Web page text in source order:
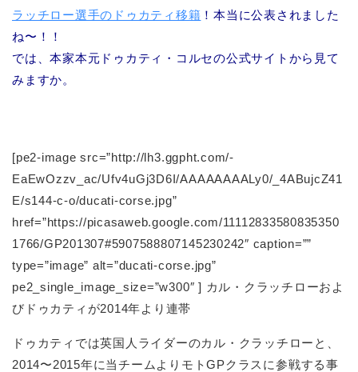
ラッチロー選手のドゥカティ移籍 ！本当に公表されました
ね〜！！
では、本家本元ドゥカティ・コルセの公式サイトから見て
みますか。
[pe2-image src=”http://lh3.ggpht.com/-
EaEwOzzv_ac/Ufv4uGj3D6I/AAAAAAAALy0/_4ABujcZ41
E/s144-c-o/ducati-corse.jpg”
href=”https://picasaweb.google.com/11112833580835350
1766/GP201307#5907588807145230242″ caption=””
type=”image” alt=”ducati-corse.jpg”
pe2_single_image_size=”w300″ ] カル・クラッチローおよ
びドゥカティが2014年より連帯
ドゥカティでは英国人ライダーのカル・クラッチローと、
2014〜2015年に当チームよりモトGPクラスに参戦する事